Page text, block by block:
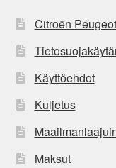
Citroën
Käyttöehdot
Kuljetus
Maksut